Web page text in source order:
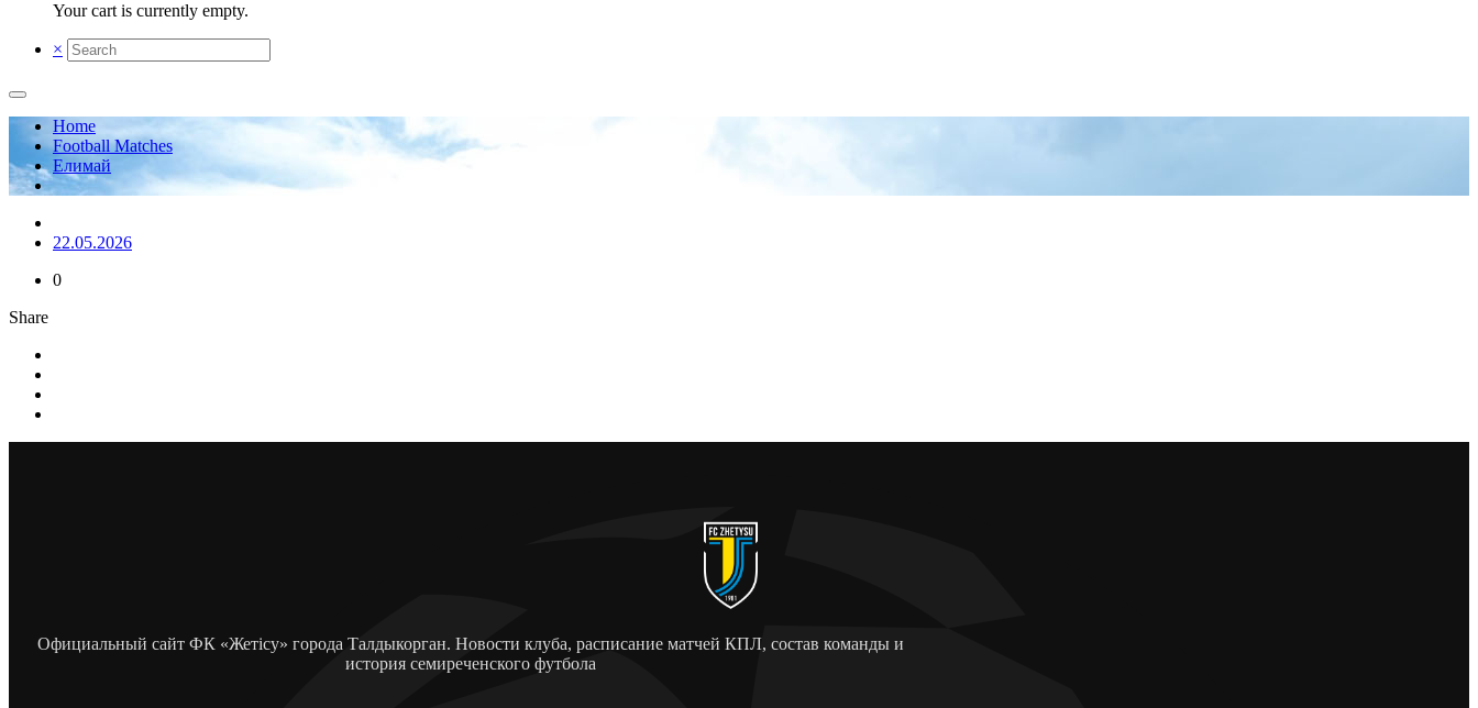
Your cart is currently empty.
×
Home
Football Matches
Елимай
22.05.2026
0
Share
Официальный сайт ФК «Жетісу» города Талдыкорган. Новости клуба, расписание матчей КПЛ, состав команды и
история семиреченского футбола